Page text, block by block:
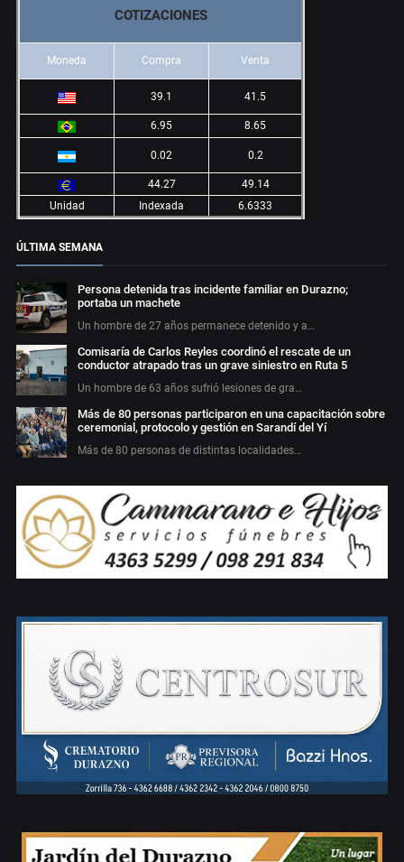
COTIZACIONES
Moneda Compra Venta
39.1 41.5
6.95 8.65
0.02 0.2
44.27
49.14
Unidad
Indexada 6.6333
ÚLTIMA SEMANA
Persona detenida tras incidente familiar en Durazno;
portaba un machete
Un hombre de 27 años permanece detenido y a…
Comisaría de Carlos Reyles coordinó el rescate de un
conductor atrapado tras un grave siniestro en Ruta 5
Un hombre de 63 años sufrió lesiones de gra…
Más de 80 personas participaron en una capacitación sobre
ceremonial, protocolo y gestión en Sarandí del Yí
Más de 80 personas de distintas localidades…